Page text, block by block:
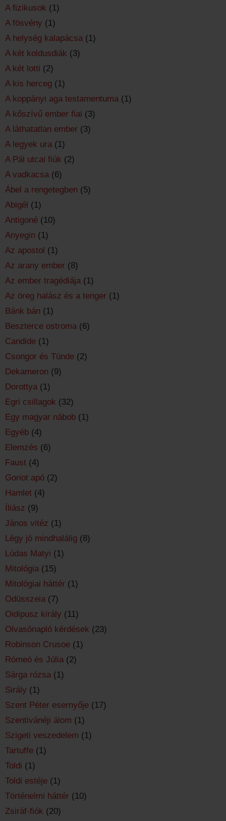
A fizikusok (1)
A fösvény (1)
A helység kalapácsa (1)
A két koldusdiák (3)
A két lotti (2)
A kis herceg (1)
A koppányi aga testamentuma (1)
A kőszívű ember fiai (3)
A láthatatlan ember (3)
A legyek ura (1)
A Pál utcai fiúk (2)
A vadkacsa (6)
Ábel a rengetegben (5)
Abigél (1)
Antigoné (10)
Anyegin (1)
Az apostol (1)
Az arany ember (8)
Az ember tragédiája (1)
Az öreg halász és a tenger (1)
Bánk bán (1)
Beszterce ostroma (6)
Candide (1)
Csongor és Tünde (2)
Dekameron (9)
Dorottya (1)
Egri csillagok (32)
Egy magyar nábob (1)
Egyéb (4)
Elemzés (6)
Faust (4)
Goriot apó (2)
Hamlet (4)
Íliász (9)
János vitéz (1)
Légy jó mindhalálig (8)
Lúdas Matyi (1)
Mitológia (15)
Mitológiai háttér (1)
Odüsszeia (7)
Oidipusz király (11)
Olvasónapló kérdések (23)
Robinson Crusoe (1)
Rómeó és Júlia (2)
Sárga rózsa (1)
Sirály (1)
Szent Péter esernyője (17)
Szentivánéji álom (1)
Szigeti veszedelem (1)
Tartuffe (1)
Toldi (1)
Toldi estéje (1)
Történelmi háttér (10)
Zsiráf-fiók (20)